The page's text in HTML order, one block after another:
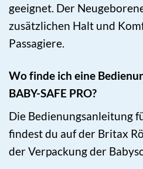
geeignet. Der
zusätzlichen Halt und
Passagiere.
Wo finde ich eine
BABY-SAFE PRO?
Die Bedienungsanleitung
findest du auf der Britax
der Verpackung der